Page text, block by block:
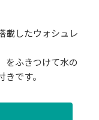
載したウォシュレ
をふきつけて水の
です。